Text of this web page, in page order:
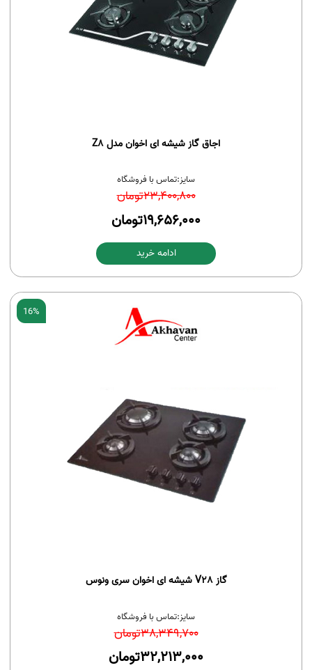
اجاق گاز شیشه ای اخوان مدل Z8
سایز:تماس با فروشگاه
23,400,800تومان
19,656,000تومان
ادامه خرید
16%
گاز V28 شیشه ای اخوان سری ونوس
سایز:تماس با فروشگاه
38,349,700تومان
32,213,000تومان